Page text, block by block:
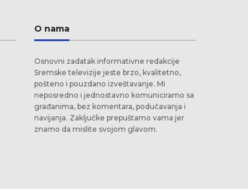
O nama
Osnovni zadatak informativne redakcije
Sremske televizije jeste brzo, kvalitetno,
pošteno i pouzdano izveštavanje. Mi
neposredno i jednostavno komuniciramo sa
građanima, bez komentara, podučavanja i
navijanja. Zaključke prepuštamo vama jer
znamo da mislite svojom glavom.